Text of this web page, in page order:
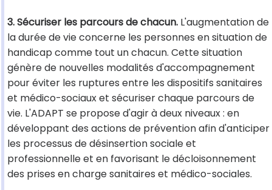
3. Sécuriser les parcours de chacun. L'augmentation de
la durée de vie concerne les personnes en situation de
handicap comme tout un chacun. Cette situation
génère de nouvelles modalités d'accompagnement
pour éviter les ruptures entre les dispositifs sanitaires
et médico-sociaux et sécuriser chaque parcours de
vie. L'ADAPT se propose d'agir à deux niveaux : en
développant des actions de prévention afin d'anticiper
les processus de désinsertion sociale et
professionnelle et en favorisant le décloisonnement
des prises en charge sanitaires et médico-sociales.